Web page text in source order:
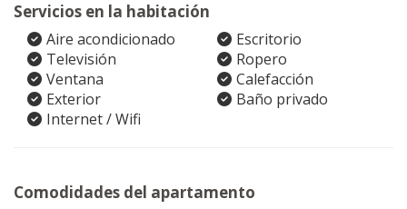
Servicios en la habitación
Aire acondicionado
Escritorio
Televisión
Ropero
Ventana
Calefacción
Exterior
Baño privado
Internet / Wifi
Comodidades del apartamento